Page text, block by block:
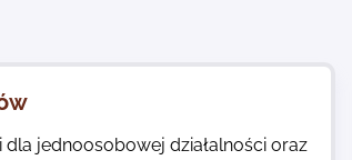
jednoosobowej działalności oraz